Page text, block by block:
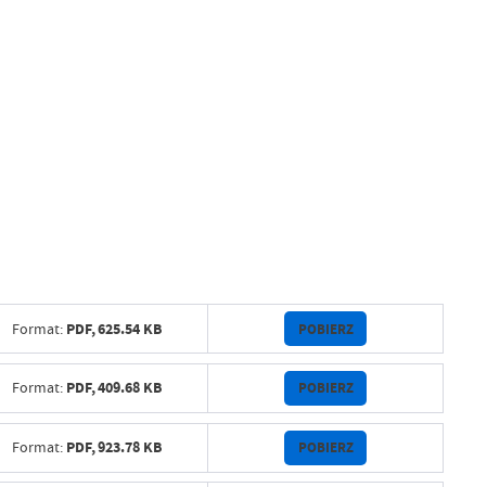
Format: PDF,625.54 KB POBIERZ
Format: PDF,409.68 KB POBIERZ
Format: PDF,923.78 KB POBIERZ